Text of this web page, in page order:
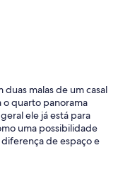
malas de um casal
o quarto panorama
ele já está para
uma possibilidade
de espaço e
também pelo
pousada O glass
Os funcionários são